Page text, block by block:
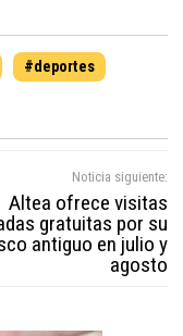
#deportes
Noticia siguiente:
Altea ofrece visitas
gratuitas por su
antiguo en julio y
agosto